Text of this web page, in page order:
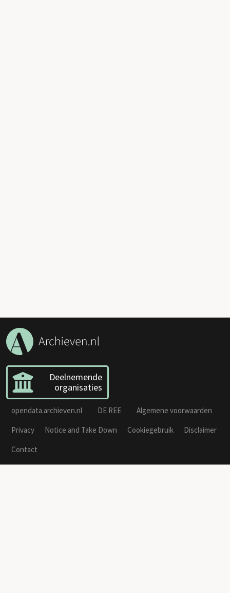
Deelnemende
organisaties
opendata.archieven.nl DE REE
Algemene voorwaarden
Privacy
Notice and Take Down Cookiegebruik
Disclaimer
Contact